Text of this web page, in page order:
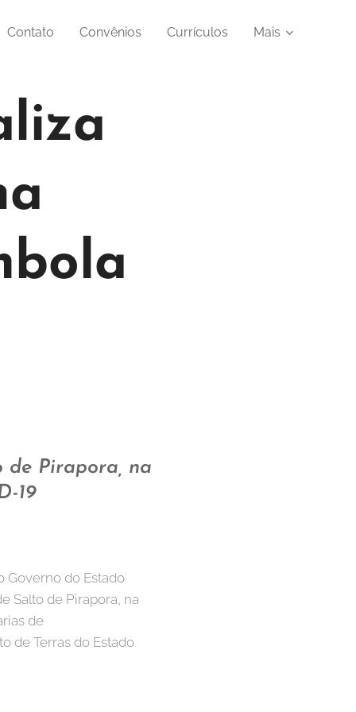
Contato Convênios Currículos Mais
de Pirapora, na
19
Governo do Estado
Salto de Pirapora, na
de
de Terras do Estado